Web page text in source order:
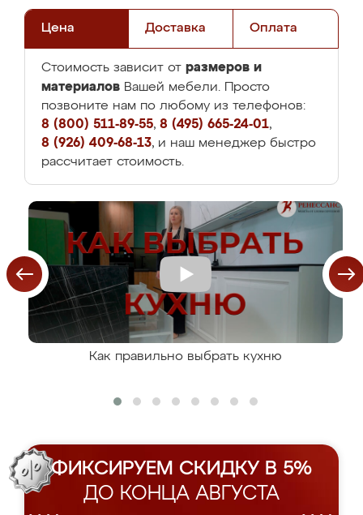
Цена Доставка Оплата
Стоимость зависит от размеров и
материалов Вашей мебели. Просто
позвоните нам по любому из телефонов:
8 (800) 511-89-55, 8 (495) 665-24-01,
8 (926) 409-68-13, и наш менеджер быстро
рассчитает стоимость.
Как правильно выбрать кухню
ФИКСИРУЕМ СКИДКУ В 5%
ДО КОНЦА АВГУСТА